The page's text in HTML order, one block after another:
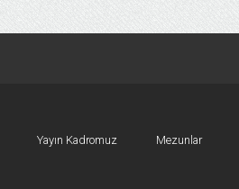
Yayın Kadromuz Mezunlar